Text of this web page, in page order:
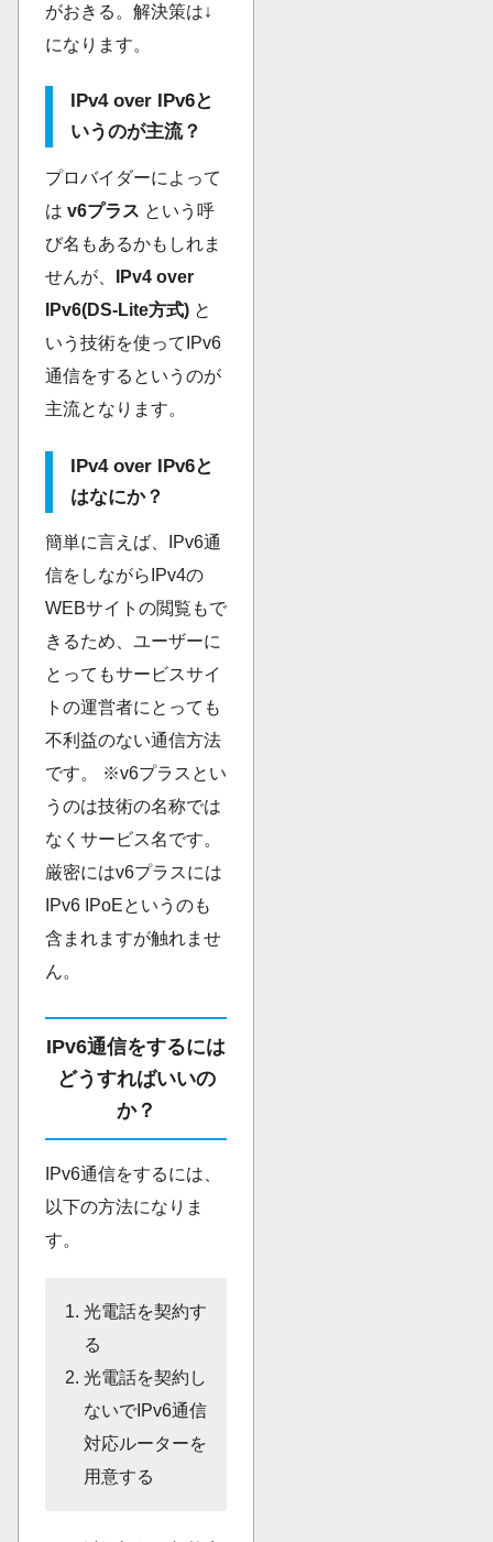
がおきる。解決策は↓
になります。
IPv4 over IPv6と
いうのが主流？
プロバイダーによって
は v6プラス という呼
び名もあるかもしれま
せんが、
IPv4 over
IPv6(DS-Lite方式) と
いう技術を使ってIPv6
通信をするというのが
主流となります。
IPv4 over IPv6と
はなにか？
簡単に言えば、IPv6通
信をしながらIPv4の
WEBサイトの閲覧もで
きるため、ユーザーに
とってもサービスサイ
トの運営者にとっても
不利益のない通信方法
です。 ※v6プラスとい
うのは技術の名称では
なくサービス名です。
厳密にはv6プラスには
IPv6 IPoEというのも
含まれますが触れませ
ん。
IPv6通信をするには
どうすればいいの
か？
IPv6通信をするには、
以下の方法になりま
す。
光電話を契約す
る
光電話を契約し
ないでIPv6通信
対応ルーターを
用意する